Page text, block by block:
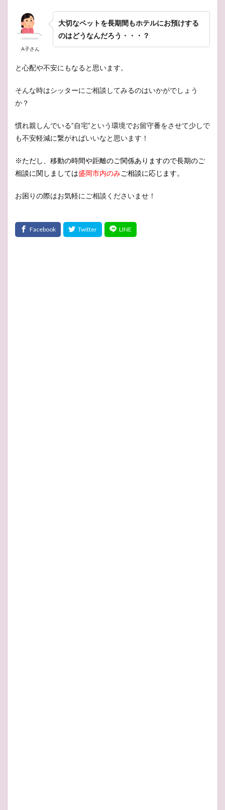
A子さん
大切なペットを長期間もホテルにお預けする
のはどうなんだろう・・・？
と心配や不安にもなると思います。
そんな時はシッターにご相談してみるのはいかがでしょう
か？
慣れ親しんでいる”自宅”という環境でお留守番をさせて少しで
も不安軽減に繋がればいいなと思います！
※ただし、移動の時間や距離のご関係ありますので長期のご
相談に関しましては盛岡市内のみご相談に応じます。
お困りの際はお気軽にご相談くださいませ！